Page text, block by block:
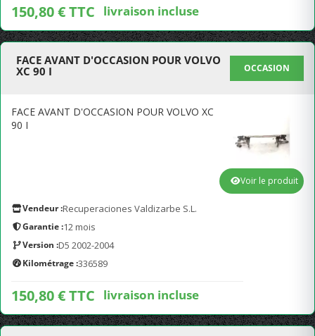
150,80 € TTC livraison incluse
FACE AVANT D'OCCASION POUR VOLVO
XC 90 I
OCCASION
FACE AVANT D'OCCASION POUR VOLVO XC
90 I
Vendeur :Recuperaciones Valdizarbe S.L.
Garantie :12 mois
Version :D5 2002-2004
Kilométrage :336589
150,80 € TTC livraison incluse
Voir le produit